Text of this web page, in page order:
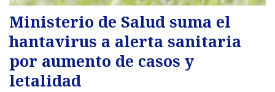
Ministerio de Salud suma el
hantavirus a alerta sanitaria
por aumento de casos y
letalidad